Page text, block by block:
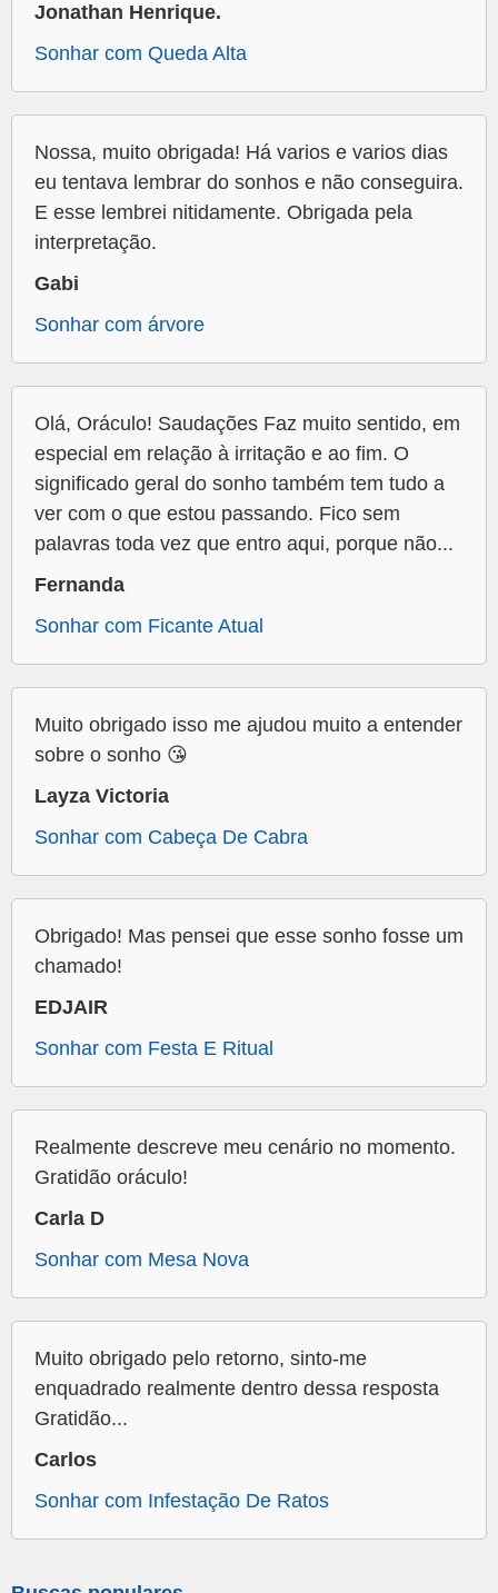
Jonathan Henrique.
Sonhar com Queda Alta
Nossa, muito obrigada! Há varios e varios dias
eu tentava lembrar do sonhos e não conseguira.
E esse lembrei nitidamente. Obrigada pela
interpretação.
Gabi
Sonhar com árvore
Olá, Oráculo! Saudações Faz muito sentido, em
especial em relação à irritação e ao fim. O
significado geral do sonho também tem tudo a
ver com o que estou passando. Fico sem
palavras toda vez que entro aqui, porque não...
Fernanda
Sonhar com Ficante Atual
Muito obrigado isso me ajudou muito a entender
sobre o sonho 😘
Layza Victoria
Sonhar com Cabeça De Cabra
Obrigado! Mas pensei que esse sonho fosse um
chamado!
EDJAIR
Sonhar com Festa E Ritual
Realmente descreve meu cenário no momento.
Gratidão oráculo!
Carla D
Sonhar com Mesa Nova
Muito obrigado pelo retorno, sinto-me
enquadrado realmente dentro dessa resposta
Gratidão...
Carlos
Sonhar com Infestação De Ratos